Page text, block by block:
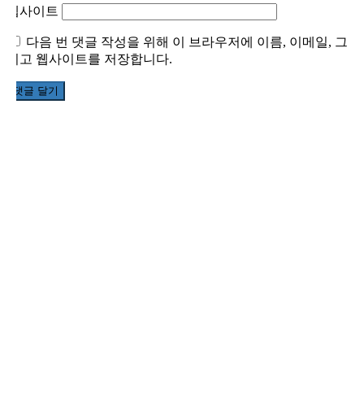
웹사이트
다음 번 댓글 작성을 위해 이 브라우저에 이름, 이메일, 그
리고 웹사이트를 저장합니다.